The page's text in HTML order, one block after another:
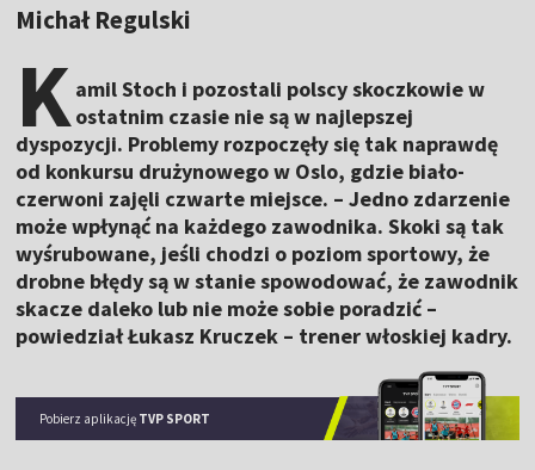
Michał Regulski
Kamil Stoch i pozostali polscy skoczkowie w
ostatnim czasie nie są w najlepszej
dyspozycji. Problemy rozpoczęły się tak naprawdę
od konkursu drużynowego w Oslo, gdzie biało-
czerwoni zajęli czwarte miejsce. – Jedno zdarzenie
może wpłynąć na każdego zawodnika. Skoki są tak
wyśrubowane, jeśli chodzi o poziom sportowy, że
drobne błędy są w stanie spowodować, że zawodnik
skacze daleko lub nie może sobie poradzić –
powiedział Łukasz Kruczek – trener włoskiej kadry.
Pobierz aplikację TVP SPORT